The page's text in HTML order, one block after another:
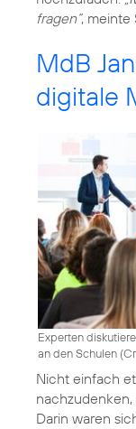
fragen“, meinte
MdB
digitale
Experten
an den Schulen (
Nicht einfach
Darin waren